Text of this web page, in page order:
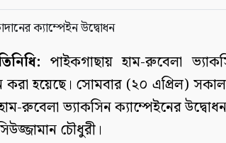
পাইকগাছায় হাম-রুবেলা
করা হয়েছে। সোমবার (২০ এপ্রিল)
হাম-রুবেলা ভ্যাকসিন ক্যাম্পেইনের
চৌধুরী।